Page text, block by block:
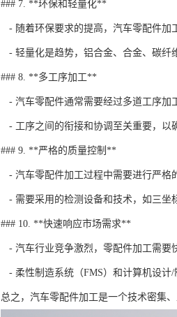
### 7. **环保和轻量化**
- 随着环保要求的提高，汽车零配件加
- 轻量化是趋势，铝合金、合金、碳纤
### 8. **多工序加工**
- 汽车零配件通常需要经过多道工序加
- 工序之间的衔接和协调至关重要，以
### 9. **严格的质量控制**
- 汽车零配件加工过程中需要进行严格
- 需要采用的检测设备和技术，如三坐
### 10. **快速响应市场需求**
- 汽车行业竞争激烈，零配件加工需要
- 柔性制造系统（FMS）和计算机设计/
总之，汽车零配件加工是一个技术密集